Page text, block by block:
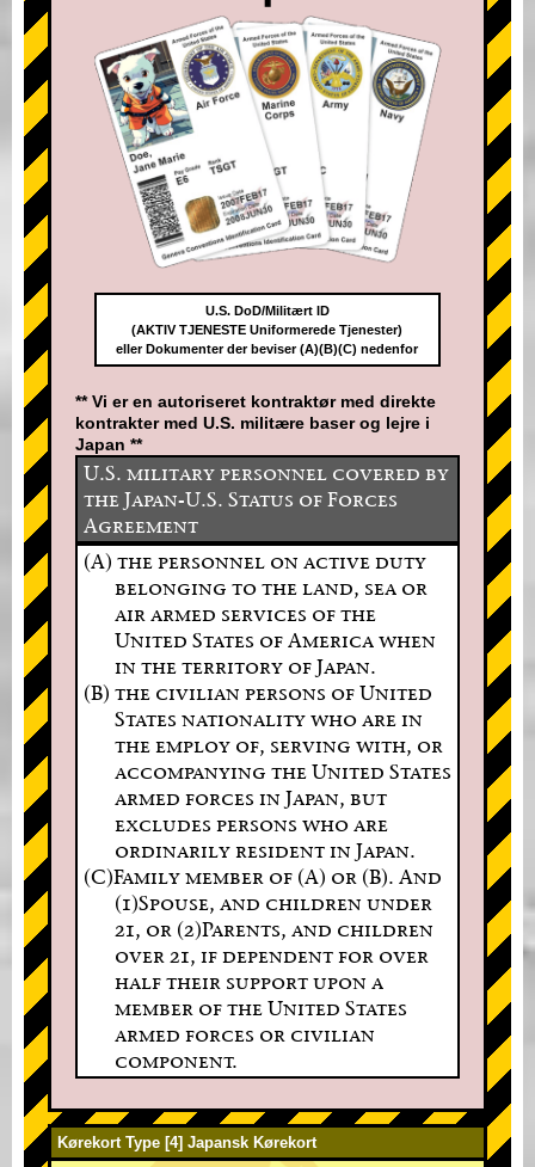
U.S. DoD/Militært ID
(AKTIV TJENESTE Uniformerede Tjenester)
eller Dokumenter der beviser (A)(B)(C) nedenfor
** Vi er en autoriseret kontraktør med direkte
kontrakter med U.S. militære baser og lejre i
Japan **
U.S. military personnel covered by
the Japan-U.S. Status of Forces
Agreement
(A) the personnel on active duty
belonging to the land, sea or
air armed services of the
United States of America when
in the territory of Japan.
(B) the civilian persons of United
States nationality who are in
the employ of, serving with, or
accompanying the United States
armed forces in Japan, but
excludes persons who are
ordinarily resident in Japan.
(C)Family member of (A) or (B). And
(1)Spouse, and children under
21, or (2)Parents, and children
over 21, if dependent for over
half their support upon a
member of the United States
armed forces or civilian
component.
Kørekort Type [4] Japansk Kørekort